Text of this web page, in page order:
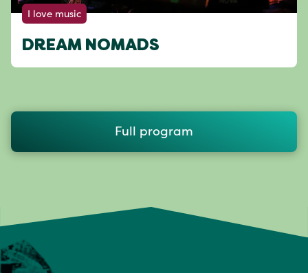
I love music
DREAM NOMADS
Full program